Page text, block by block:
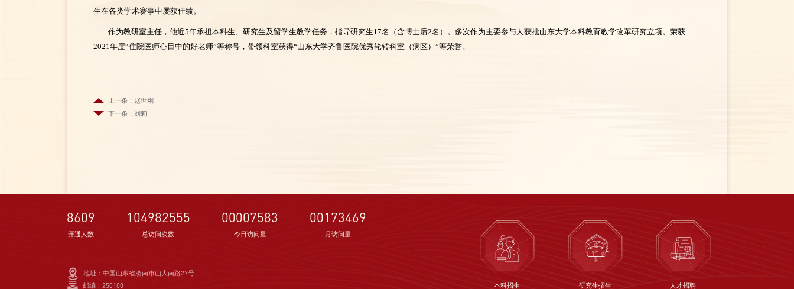
生在各类学术赛事中屡获佳绩。
作为教研室主任，他近5年承担本科生、研究生及留学生教学任务，指导研究生17名（含博士后2名）。多次作为主要参与人获批山东大学本科教育教学改革研究立项。荣获
2021年度“住院医师心目中的好老师”等称号，带领科室获得“山东大学齐鲁医院优秀轮转科室（病区）”等荣誉。
上一条：赵世刚
下一条：刘莉
8609
开通人数
104982555
总访问次数
00007583
今日访问量
00173469
月访问量
地址：中国山东省济南市山大南路27号
邮编：250100
本科招生 研究生招生 人才招聘